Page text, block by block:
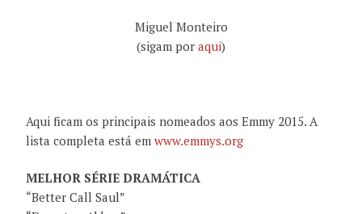
Miguel Monteiro
(sigam por aqui)
Aqui ficam os principais nomeados aos Emmy 2015. A
lista completa está em www.emmys.org
MELHOR SÉRIE DRAMÁTICA
“Better Call Saul”